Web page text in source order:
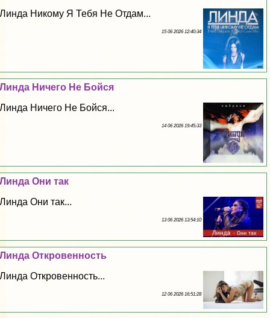
Линда Никому Я Тебя Не Отдам...
15 06 2026 12:40:34
Линда Ничего Не Бойся
Линда Ничего Не Бойся...
14 06 2026 19:45:33
Линда Они так
Линда Они так...
13 06 2026 13:54:10
Линда Откровенность
Линда Откровенность...
12 06 2026 16:51:28